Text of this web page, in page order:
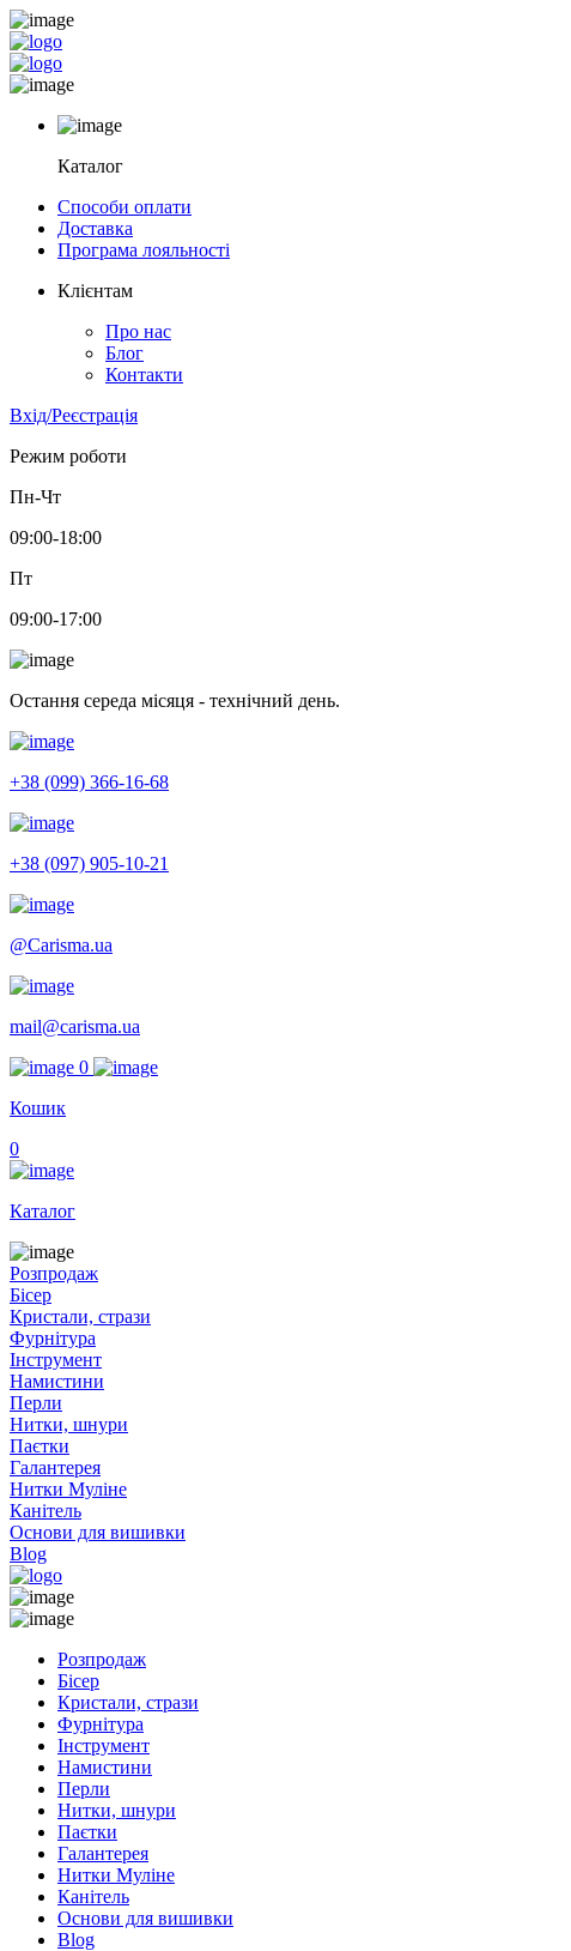
Каталог
Способи оплати
Доставка
Програма лояльності
Клієнтам
Про нас
Блог
Контакти
Вхід/Реєстрація
Режим роботи
Пн-Чт
09:00-18:00
Пт
09:00-17:00
Остання середа місяця - технічний день.
+38 (099) 366-16-68
+38 (097) 905-10-21
@Carisma.ua
mail@carisma.ua
0
Кошик
0
Каталог
Розпродаж
Бісер
Кристали, стрази
Фурнітура
Інструмент
Намистини
Перли
Нитки, шнури
Паєтки
Галантерея
Нитки Муліне
Канітель
Основи для вишивки
Blog
Розпродаж
Бісер
Кристали, стрази
Фурнітура
Інструмент
Намистини
Перли
Нитки, шнури
Паєтки
Галантерея
Нитки Муліне
Канітель
Основи для вишивки
Blog